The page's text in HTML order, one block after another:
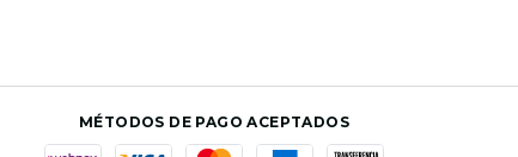
MÉTODOS DE PAGO ACEPTADOS